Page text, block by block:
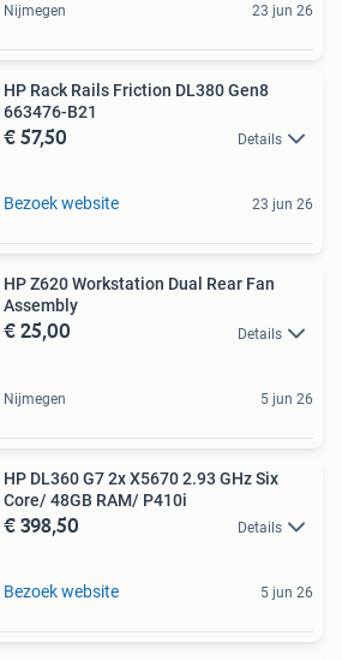
Nijmegen 23 jun 26
HP Rack Rails Friction DL380 Gen8
663476-B21
€ 57,50 Details
Bezoek website 23 jun 26
HP Z620 Workstation Dual Rear Fan
Assembly
€ 25,00 Details
Nijmegen 5 jun 26
HP DL360 G7 2x X5670 2.93 GHz Six
Core/ 48GB RAM/ P410i
€ 398,50 Details
Bezoek website 5 jun 26